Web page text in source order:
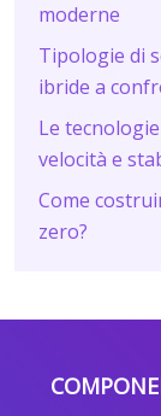
moderne
Tipologie di
ibride a
Le
velocità e
Come
zero?